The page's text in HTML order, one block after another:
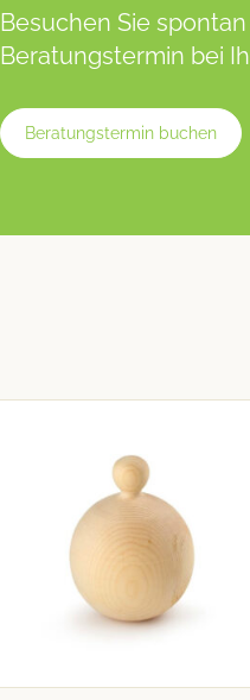
Besuchen Sie
Beratungstermin bei
Beratungstermin buchen